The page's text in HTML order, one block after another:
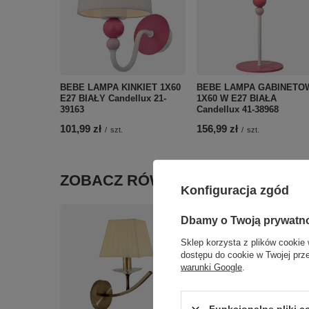
BEBE LAMPA KINKIET 1X60
E27 BIAŁY Candellux 21-
39163
101,99 zł / szt.
BEBE LAMPA
1X60 W E27 BIAŁA
Candellux 41-38968
156,99 zł / szt.
ZOBACZ RÓWNIEŻ
PARADA PLAFON 4X50W
Konfiguracja zgód
Dbamy o Twoją
Sklep korzysta z plików cookie
dostępu do cookie w Twojej
warunki Google